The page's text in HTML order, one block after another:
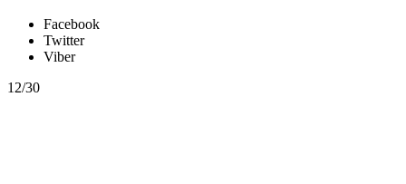
Facebook
Twitter
Viber
12/30